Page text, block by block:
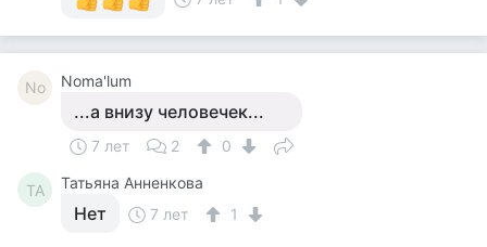
No Noma'lum
...а внизу человечек...
7 лет 2 0
ТА Татьяна Анненкова
Нет 7 лет 1